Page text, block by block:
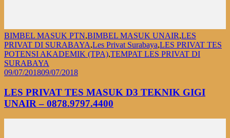
BIMBEL MASUK PTN,BIMBEL MASUK UNAIR,LES
PRIVAT DI SURABAYA,Les Privat Surabaya,LES PRIVAT TES
POTENSI AKADEMIK (TPA),TEMPAT LES PRIVAT DI
SURABAYA
09/07/201809/07/2018
LES PRIVAT TES MASUK D3 TEKNIK GIGI
UNAIR – 0878.9797.4400